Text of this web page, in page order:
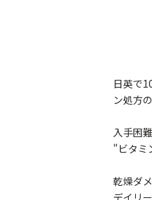
日英で
ン処方
入手困
"ビタミ
乾燥ダ